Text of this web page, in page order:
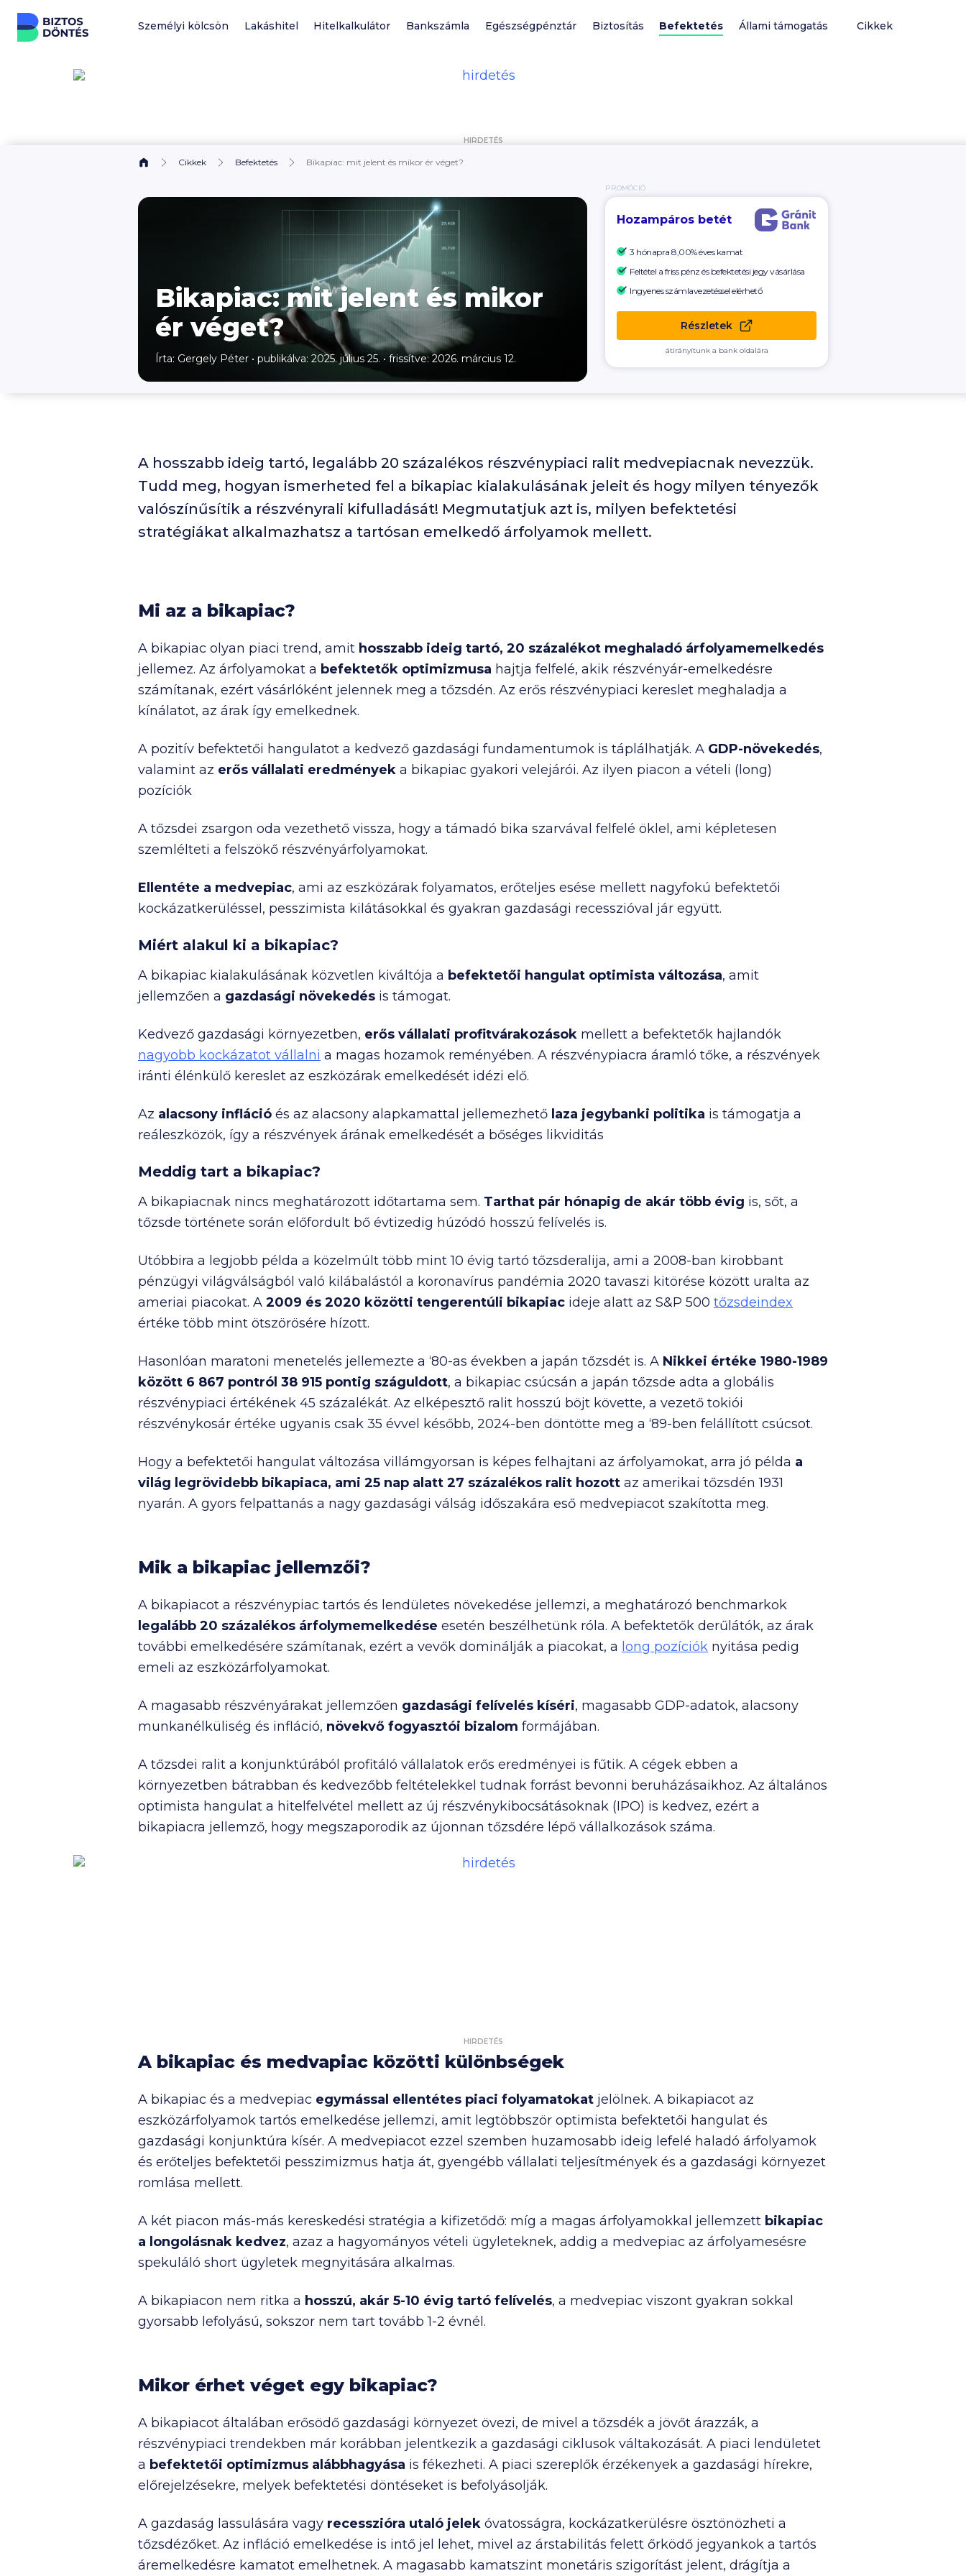
Ugrás a tartalomhoz
Személyi kölcsön Lakáshitel Hitelkalkulátor Bankszámla Egészségpénztár Biztosítás Befektetés Állami támogatás Cikkek
HIRDETÉS
Cikkek Befektetés Bikapiac: mit jelent és mikor ér véget?
Bikapiac: mit jelent és mikor
ér véget?
Írta: Gergely Péter • publikálva: 2025. július 25. • frissítve: 2026. március 12.
PROMÓCIÓ
Hozampáros betét
3 hónapra 8,00% éves kamat
Feltétel a friss pénz és befektetési jegy vásárlása
Ingyenes számlavezetéssel elérhető
Részletek
átirányítunk a bank oldalára
A hosszabb ideig tartó, legalább 20 százalékos részvénypiaci ralit medvepiacnak nevezzük.
Tudd meg, hogyan ismerheted fel a bikapiac kialakulásának jeleit és hogy milyen tényezők
valószínűsítik a részvényrali kifulladását! Megmutatjuk azt is, milyen befektetési
stratégiákat alkalmazhatsz a tartósan emelkedő árfolyamok mellett.
Mi az a bikapiac?
A bikapiac olyan piaci trend, amit hosszabb ideig tartó, 20 százalékot meghaladó árfolyamemelkedés
jellemez. Az árfolyamokat a befektetők optimizmusa hajtja felfelé, akik részvényár-emelkedésre
számítanak, ezért vásárlóként jelennek meg a tőzsdén. Az erős részvénypiaci kereslet meghaladja a
kínálatot, az árak így emelkednek.
A pozitív befektetői hangulatot a kedvező gazdasági fundamentumok is táplálhatják. A GDP-növekedés,
valamint az erős vállalati eredmények a bikapiac gyakori velejárói. Az ilyen piacon a vételi (long)
pozíciók
A tőzsdei zsargon oda vezethető vissza, hogy a támadó bika szarvával felfelé öklel, ami képletesen
szemlélteti a felszökő részvényárfolyamokat.
Ellentéte a medvepiac, ami az eszközárak folyamatos, erőteljes esése mellett nagyfokú befektetői
kockázatkerüléssel, pesszimista kilátásokkal és gyakran gazdasági recesszióval jár együtt.
Miért alakul ki a bikapiac?
A bikapiac kialakulásának közvetlen kiváltója a befektetői hangulat optimista változása, amit
jellemzően a gazdasági növekedés is támogat.
Kedvező gazdasági környezetben, erős vállalati profitvárakozások mellett a befektetők hajlandók
nagyobb kockázatot vállalni a magas hozamok reményében. A részvénypiacra áramló tőke, a részvények
iránti élénkülő kereslet az eszközárak emelkedését idézi elő.
Az alacsony infláció és az alacsony alapkamattal jellemezhető laza jegybanki politika is támogatja a
reáleszközök, így a részvények árának emelkedését a bőséges likviditás
Meddig tart a bikapiac?
A bikapiacnak nincs meghatározott időtartama sem. Tarthat pár hónapig de akár több évig is, sőt, a
tőzsde története során előfordult bő évtizedig húzódó hosszú felívelés is.
Utóbbira a legjobb példa a közelmúlt több mint 10 évig tartó tőzsderalija, ami a 2008-ban kirobbant
pénzügyi világválságból való kilábalástól a koronavírus pandémia 2020 tavaszi kitörése között uralta az
ameriai piacokat. A 2009 és 2020 közötti tengerentúli bikapiac ideje alatt az S&P 500 tőzsdeindex
értéke több mint ötszörösére hízott.
Hasonlóan maratoni menetelés jellemezte a ‘80-as években a japán tőzsdét is. A Nikkei értéke 1980-1989
között 6 867 pontról 38 915 pontig száguldott, a bikapiac csúcsán a japán tőzsde adta a globális
részvénypiaci értékének 45 százalékát. Az elképesztő ralit hosszú böjt követte, a vezető tokiói
részvénykosár értéke ugyanis csak 35 évvel később, 2024-ben döntötte meg a ‘89-ben felállított csúcsot.
Hogy a befektetői hangulat változása villámgyorsan is képes felhajtani az árfolyamokat, arra jó példa a
világ legrövidebb bikapiaca, ami 25 nap alatt 27 százalékos ralit hozott az amerikai tőzsdén 1931
nyarán. A gyors felpattanás a nagy gazdasági válság időszakára eső medvepiacot szakította meg.
Mik a bikapiac jellemzői?
A bikapiacot a részvénypiac tartós és lendületes növekedése jellemzi, a meghatározó benchmarkok
legalább 20 százalékos árfolymemelkedése esetén beszélhetünk róla. A befektetők derűlátók, az árak
további emelkedésére számítanak, ezért a vevők dominálják a piacokat, a long pozíciók nyitása pedig
emeli az eszközárfolyamokat.
A magasabb részvényárakat jellemzően gazdasági felívelés kíséri, magasabb GDP-adatok, alacsony
munkanélküliség és infláció, növekvő fogyasztói bizalom formájában.
A tőzsdei ralit a konjunktúrából profitáló vállalatok erős eredményei is fűtik. A cégek ebben a
környezetben bátrabban és kedvezőbb feltételekkel tudnak forrást bevonni beruházásaikhoz. Az általános
optimista hangulat a hitelfelvétel mellett az új részvénykibocsátásoknak (IPO) is kedvez, ezért a
bikapiacra jellemző, hogy megszaporodik az újonnan tőzsdére lépő vállalkozások száma.
HIRDETÉS
A bikapiac és medvapiac közötti különbségek
A bikapiac és a medvepiac egymással ellentétes piaci folyamatokat jelölnek. A bikapiacot az
eszközárfolyamok tartós emelkedése jellemzi, amit legtöbbször optimista befektetői hangulat és
gazdasági konjunktúra kísér. A medvepiacot ezzel szemben huzamosabb ideig lefelé haladó árfolyamok
és erőteljes befektetői pesszimizmus hatja át, gyengébb vállalati teljesítmények és a gazdasági környezet
romlása mellett.
A két piacon más-más kereskedési stratégia a kifizetődő: míg a magas árfolyamokkal jellemzett bikapiac
a longolásnak kedvez, azaz a hagyományos vételi ügyleteknek, addig a medvepiac az árfolyamesésre
spekuláló short ügyletek megnyitására alkalmas.
A bikapiacon nem ritka a hosszú, akár 5-10 évig tartó felívelés, a medvepiac viszont gyakran sokkal
gyorsabb lefolyású, sokszor nem tart tovább 1-2 évnél.
Mikor érhet véget egy bikapiac?
A bikapiacot általában erősödő gazdasági környezet övezi, de mivel a tőzsdék a jövőt árazzák, a
részvénypiaci trendekben már korábban jelentkezik a gazdasági ciklusok váltakozását. A piaci lendületet
a befektetői optimizmus alábbhagyása is fékezheti. A piaci szereplők érzékenyek a gazdasági hírekre,
előrejelzésekre, melyek befektetési döntéseket is befolyásolják.
A gazdaság lassulására vagy recesszióra utaló jelek óvatosságra, kockázatkerülésre ösztönözheti a
tőzsdézőket. Az infláció emelkedése is intő jel lehet, mivel az árstabilitás felett őrködő jegyankok a tartós
áremelkedésre kamatot emelhetnek. A magasabb kamatszint monetáris szigorítást jelent, drágítja a